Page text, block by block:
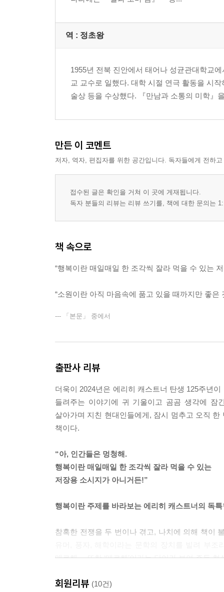
역 : 정초왕
1955년 전북 진안에서 태어나 성균관대학교
교 교수로 일했다. 대학 시절 연극 활동을 시
술상 등을 수상했다. 『만남과 소통의 미학』
만든 이 코멘트
저자, 역자, 편집자를 위한 공간입니다. 독자들에게 전하
접수된 글은 확인을 거쳐 이 곳에 게재됩니다.
독자 분들의 리뷰는 리뷰 쓰기를, 책에 대한 문의는
책 속으로
“행복이란 매일매일 한 조각씩 잘라 먹을 수 있는
“소원이란 아직 마음속에 품고 있을 때까지만 좋은
--- 「본문」 중에서
출판사 리뷰
더욱이 2024년은 에리히 캐스트너 탄생 125주년
들려주는 이야기에 귀 기울이고 곰곰 생각에 잠
살아가며 지친 현대인들에게, 잠시 멈추고 오직
책이다.
“아, 인간들은 멍청해.
행복이란 매일매일 한 조각씩 잘라 먹을 수 있는
저장용 소시지가 아니거든!”
행복이란 주제를 바라보는 에리히 캐스트너의 독
참혹한 전쟁을 두 번이나 겪고, 나치에 의해 책이
메르헨』 또한 ‘메르헨’이라는 단어가 보여 주듯
이야기는 첫 번째 화자인 ‘나’(현재의 젊은이)
회원리뷰 (10건)